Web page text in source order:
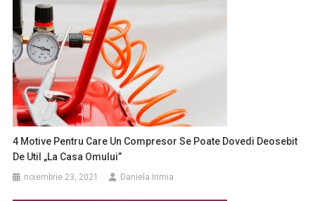
4 Motive Pentru Care Un Compresor Se Poate Dovedi Deosebit
De Util „la Casa Omului”
noiembrie 23, 2021 Daniela Irimia